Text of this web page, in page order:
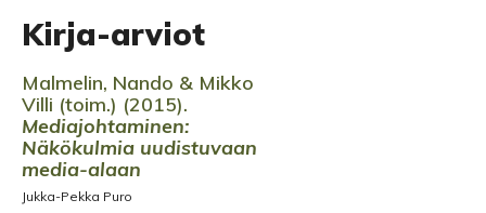
Kirja-arviot
Malmelin, Nando & Mikko
Villi (toim.) (2015).
Mediajohtaminen:
Näkökulmia uudistuvaan
media-alaan
Jukka-Pekka Puro